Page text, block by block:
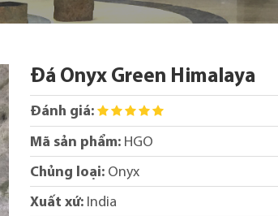
Đá Onyx Green Himalaya
Đánh giá:
Mã sản phẩm:HGO
Chủng loại:Onyx
Xuất xứ:India